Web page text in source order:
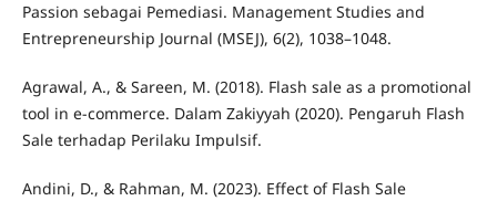
Passion sebagai Pemediasi. Management Studies and
Entrepreneurship Journal (MSEJ), 6(2), 1038–1048.
Agrawal, A., & Sareen, M. (2018). Flash sale as a promotional
tool in e-commerce. Dalam Zakiyyah (2020). Pengaruh Flash
Sale terhadap Perilaku Impulsif.
Andini, D., & Rahman, M. (2023). Effect of Flash Sale